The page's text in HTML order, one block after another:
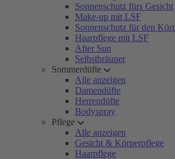
Sonnenschutz fürs Gesicht
Make-up mit LSF
Sonnenschutz für den
Haarpflege mit LSF
After Sun
Selbstbräuner
Sommerdüfte
Alle anzeigen
Damendüfte
Herrendüfte
Bodyspray
Pflege
Alle anzeigen
Gesicht & Körperpflege
Haarpflege